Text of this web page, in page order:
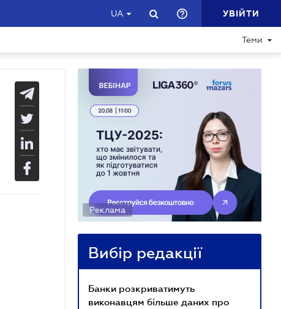
UA УВІЙТИ
Теми
Реклама
Вибір редакції
Банки розкриватимуть
виконавцям більше даних про